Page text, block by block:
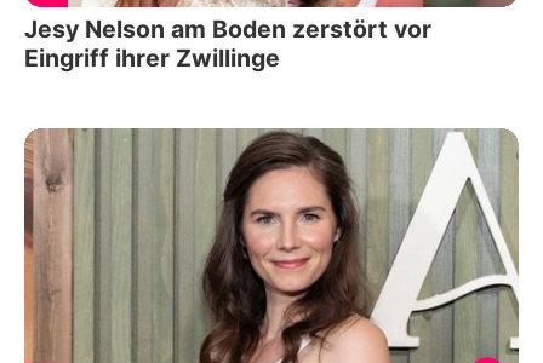
Jesy Nelson am Boden zerstört vor
Eingriff ihrer Zwillinge